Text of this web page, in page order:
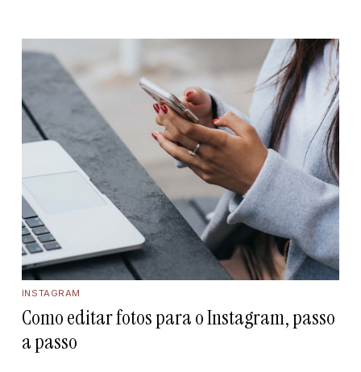
INSTAGRAM
Como editar fotos para o Instagram, passo
a passo